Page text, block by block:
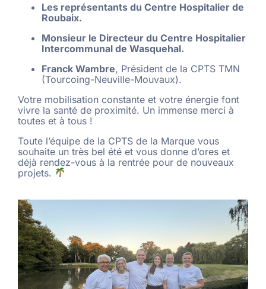
Les représentants du Centre Hospitalier de
Roubaix.
Monsieur le Directeur du Centre Hospitalier
Intercommunal de Wasquehal.
Franck Wambre, Président de la CPTS TMN
(Tourcoing-Neuville-Mouvaux).
Votre mobilisation constante et votre énergie font
vivre la santé de proximité. Un immense merci à
toutes et à tous !
Toute l’équipe de la CPTS de la Marque vous
souhaite un très bel été et vous donne d’ores et
déjà rendez-vous à la rentrée pour de nouveaux
projets.